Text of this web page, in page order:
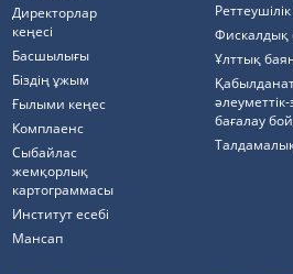
Директорлар
кеңесі
Басшылығы
Біздің ұжым
Ғылыми кеңес
Комплаенс
Cыбайлас
жемқорлық
картограммасы
Институт есебі
Мансап
Фискалдық
Ұлттық
бағалау